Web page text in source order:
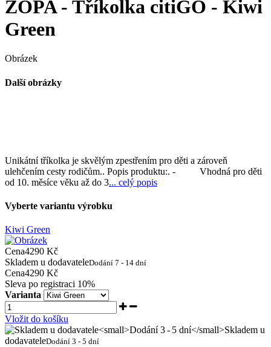
ZOPA - Tříkolka citiGO - Kiwi
Green
Obrázek
Další obrázky
Unikátní tříkolka je skvělým zpestřením pro děti a zároveň
ulehčením cesty rodičům.. Popis produktu:. - Vhodná pro děti
od 10. měsíce věku až do 3... celý popis
Vyberte variantu výrobku
Kiwi Green
Cena4290 Kč
Skladem u dodavateleDodání 7 - 14 dní
Cena4290 Kč
Sleva po registraci 10%
Varianta
Vložit do košíku
Skladem u
dodavateleDodání 3 - 5 dní